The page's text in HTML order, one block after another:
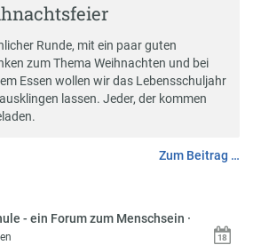
Runde, mit ein paar guten
zum Thema Weihnachten und bei
Essen wollen wir das Lebensschuljahr
lassen. Jeder, der kommen
Zum Beitrag …
- ein Forum zum Menschsein ·